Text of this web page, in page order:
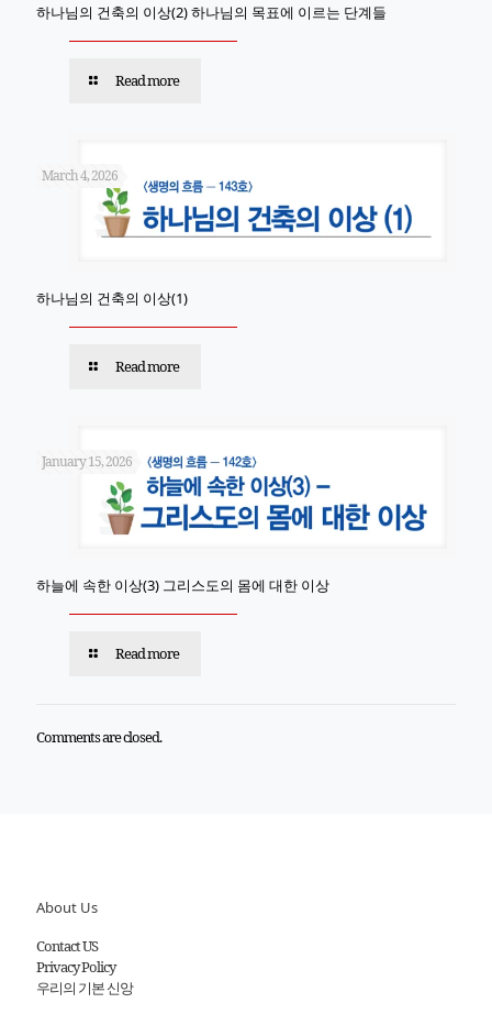
하나님의 건축의 이상(2) 하나님의 목표에 이르는 단계들
Read more
March 4, 2026
하나님의 건축의 이상(1)
Read more
January 15, 2026
하늘에 속한 이상(3) 그리스도의 몸에 대한 이상
Read more
Comments are closed.
About Us
Contact US
Privacy Policy
우리의 기본 신앙